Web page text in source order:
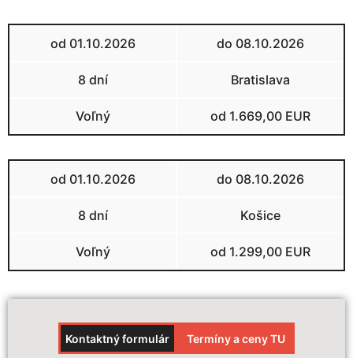
od 01.10.2026 do 08.10.2026
8 dní Bratislava
Voľný od 1.669,00 EUR
od 01.10.2026 do 08.10.2026
8 dní Košice
Voľný od 1.299,00 EUR
Kontaktný formulár Termíny a ceny TU